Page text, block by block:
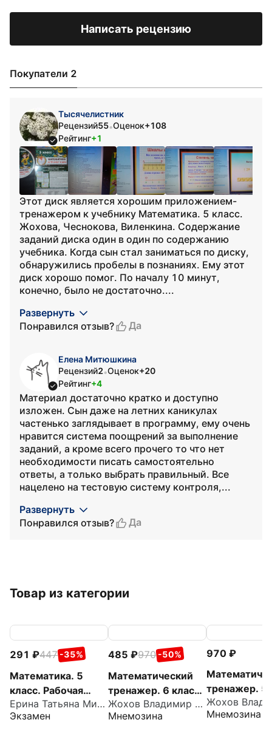
Написать рецензию
Покупатели 2
Тысячелистник
Рецензий55•Оценок+108
Рейтинг+1
Этот диск является хорошим приложением-
тренажером к учебнику Математика. 5 класс.
Жохова, Чеснокова, Виленкина. Содержание
заданий диска один в один по содержанию
учебника. Когда сын стал заниматься по диску,
обнаружились пробелы в познаниях. Ему этот
диск хорошо помог. По началу 10 минут,
конечно, было не достаточно....
Развернуть
Понравился отзыв?
Да
Елена Митюшкина
Рецензий2•Оценок+20
Рейтинг+4
Материал достаточно кратко и доступно
изложен. Сын даже на летних каникулах
частенько заглядывает в программу, ему очень
нравится система поощрений за выполнение
заданий, а кроме всего прочего то что нет
необходимости писать самостоятельно
ответы, а только выбрать правильный. Все
нацелено на тестовую систему контроля,...
Развернуть
Понравился отзыв?
Да
Товар из категории
291 447 -35%
Математика. 5
класс. Рабочая
тетрадь к учебнику
Н. Я. Виленкина и
Ерина Татьяна Михайловна
Экзамен
485 970 -50%
Математический
тренажер. 6 класс.
Пособие для
учителей и
Жохов Владимир Иванович
Мнемозина
970
тренажер. 5
Пособие для
учителей и
Мнемозина